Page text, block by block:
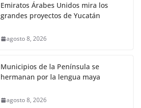
Emiratos Árabes Unidos mira los
grandes proyectos de Yucatán
agosto 8, 2026
Municipios de la Península se
hermanan por la lengua maya
agosto 8, 2026